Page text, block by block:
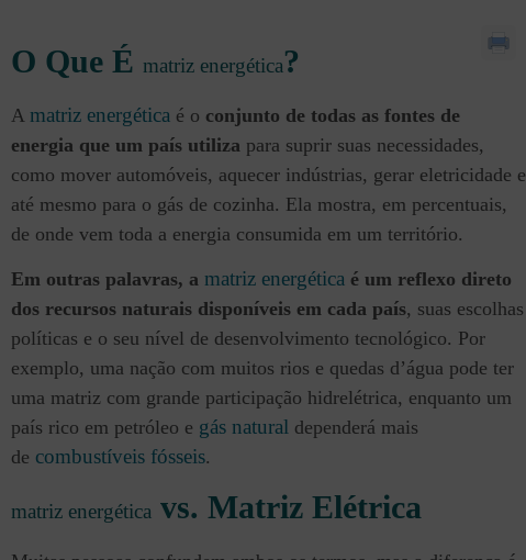
O Que É matriz energética?
A matriz energética é o conjunto de todas as fontes de
energia que um país utiliza para suprir suas necessidades,
como mover automóveis, aquecer indústrias, gerar eletricidade e
até mesmo para o gás de cozinha. Ela mostra, em percentuais,
de onde vem toda a energia consumida em um território.
Em outras palavras, a matriz energética é um reflexo direto
dos recursos naturais disponíveis em cada país, suas escolhas
políticas e o seu nível de desenvolvimento tecnológico. Por
exemplo, uma nação com muitos rios e quedas d’água pode ter
uma matriz com grande participação hidrelétrica, enquanto um
país rico em petróleo e gás natural dependerá mais
de combustíveis fósseis.
matriz energética vs. Matriz Elétrica